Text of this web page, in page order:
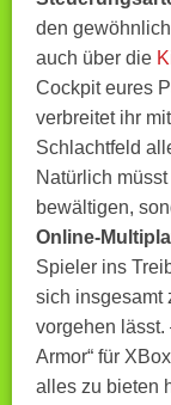
den
auch über die
Cockpit eures
verbreitet ihr
Schlachtfeld
Natürlich
bewältigen,
Online-
Spieler ins
sich insgesamt
vorgehen lässt.
Armor“ für
alles zu bieten